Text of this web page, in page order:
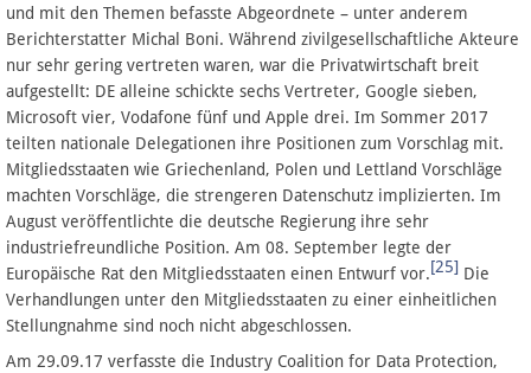
und mit den Themen befasste Abgeordnete – unter anderem
Berichterstatter Michal Boni. Während zivilgesellschaftliche Akteure
nur sehr gering vertreten waren, war die Privatwirtschaft breit
aufgestellt: DE alleine schickte sechs Vertreter, Google sieben,
Microsoft vier, Vodafone fünf und Apple drei. Im Sommer 2017
teilten nationale Delegationen ihre Positionen zum Vorschlag mit.
Mitgliedsstaaten wie Griechenland, Polen und Lettland Vorschläge
machten Vorschläge, die strengeren Datenschutz implizierten. Im
August veröffentlichte die deutsche Regierung ihre sehr
industriefreundliche Position. Am 08. September legte der
Europäische Rat den Mitgliedsstaaten einen Entwurf vor.[25] Die
Verhandlungen unter den Mitgliedsstaaten zu einer einheitlichen
Stellungnahme sind noch nicht abgeschlossen.
Am 29.09.17 verfasste die Industry Coalition for Data Protection,